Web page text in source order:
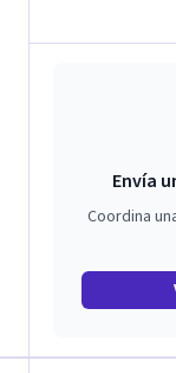
Envía
Coordina